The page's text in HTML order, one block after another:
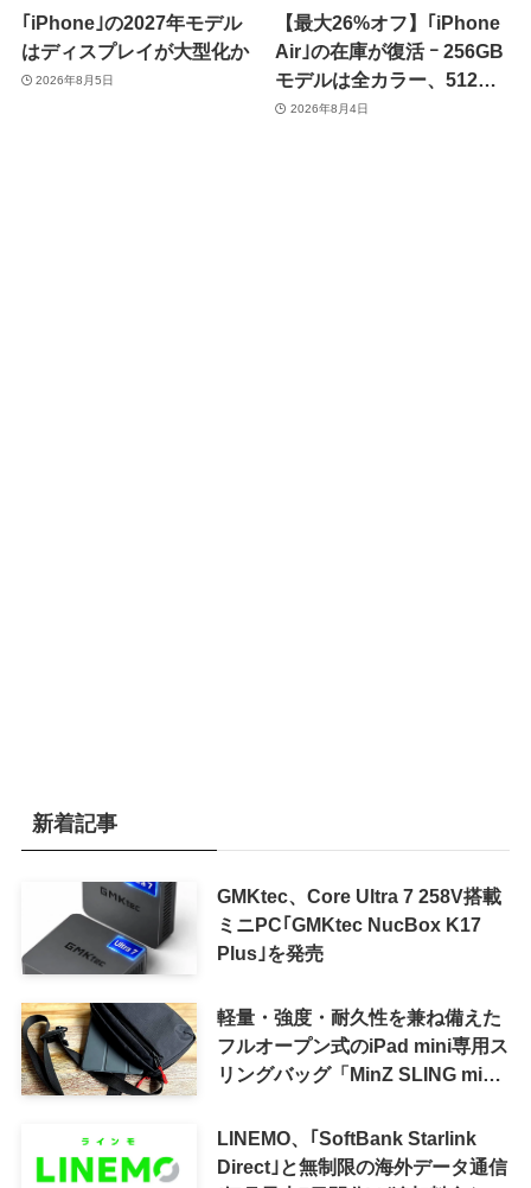
｢iPhone｣の2027年モデル
はディスプレイが大型化か
2026年8月5日
【最大26%オフ】｢iPhone
Air｣の在庫が復活 ｰ 256GB
モデルは全カラー、512GB
モデルはホワイト以外が在
2026年8月4日
新着記事
GMKtec、Core Ultra 7 258V搭載
ミニPC｢GMKtec NucBox K17
Plus｣を発売
軽量・強度・耐久性を兼ね備えた
フルオープン式のiPad mini専用ス
リングバッグ「MinZ SLING mini
LINEMO、｢SoftBank Starlink
Direct｣と無制限の海外データ通信